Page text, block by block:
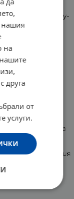
С Easy-
за
- 56
далече от пряка
Великобритания
нашия
на
друга
от
услуги.